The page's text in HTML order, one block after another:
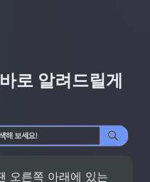
로 알려드릴게
오른쪽 아래에 있는